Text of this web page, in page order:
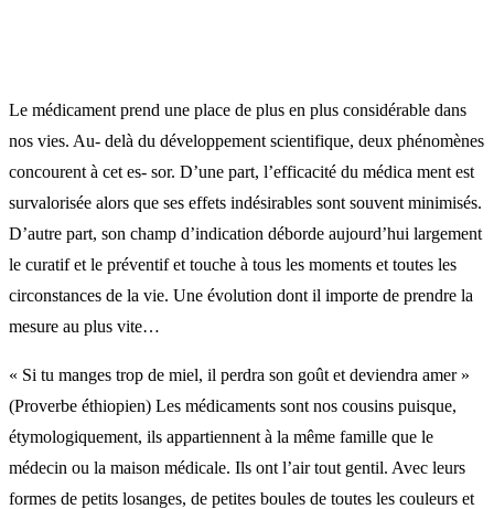
Le médicament prend une place de plus en plus considérable dans
nos vies. Au- delà du développement scientifique, deux phénomènes
concourent à cet es- sor. D’une part, l’efficacité du médica ment est
survalorisée alors que ses effets indésirables sont souvent minimisés.
D’autre part, son champ d’indication déborde aujourd’hui largement
le curatif et le préventif et touche à tous les moments et toutes les
circonstances de la vie. Une évolution dont il importe de prendre la
mesure au plus vite…
« Si tu manges trop de miel, il perdra son goût et deviendra amer »
(Proverbe éthiopien) Les médicaments sont nos cousins puisque,
étymologiquement, ils appartiennent à la même famille que le
médecin ou la maison médicale. Ils ont l’air tout gentil. Avec leurs
formes de petits losanges, de petites boules de toutes les couleurs et